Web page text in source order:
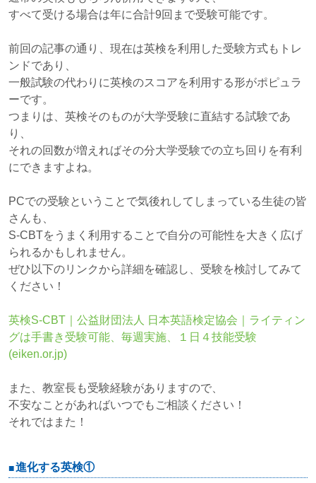
すべて受ける場合は年に合計9回まで受験可能です。
前回の記事の通り、現在は英検を利用した受験方式もトレ
ンドであり、
一般試験の代わりに英検のスコアを利用する形がポピュラ
ーです。
つまりは、英検そのものが大学受験に直結する試験であ
り、
それの回数が増えればその分大学受験での立ち回りを有利
にできますよね。
PCでの受験ということで気後れしてしまっている生徒の皆
さんも、
S-CBTをうまく利用することで自分の可能性を大きく広げ
られるかもしれません。
ぜひ以下のリンクから詳細を確認し、受験を検討してみて
ください！
英検S-CBT｜公益財団法人 日本英語検定協会｜ライティン
グは手書き受験可能、毎週実施、１日４技能受験
(eiken.or.jp)
また、教室長も受験経験がありますので、
不安なことがあればいつでもご相談ください！
それではまた！
進化する英検①